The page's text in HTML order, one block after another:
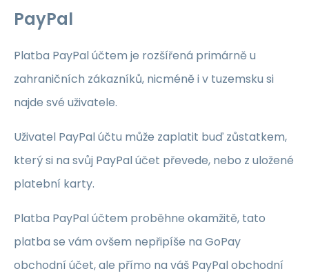
PayPal
Platba PayPal účtem je rozšířená primárně u
zahraničních zákazníků, nicméně i v tuzemsku si
najde své uživatele.
Uživatel PayPal účtu může zaplatit buď zůstatkem,
který si na svůj PayPal účet převede, nebo z uložené
platební karty.
Platba PayPal účtem proběhne okamžitě, tato
platba se vám ovšem nepřipíše na GoPay
obchodní účet, ale přímo na váš PayPal obchodní